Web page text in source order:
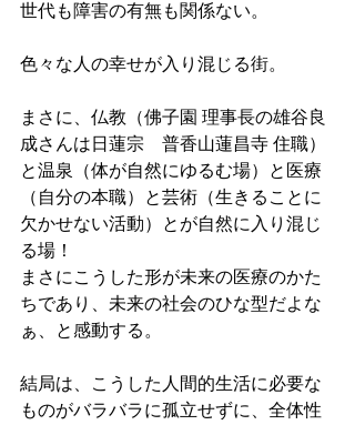
世代も障害の有無も関係ない。
色々な人の幸せが入り混じる街。
まさに、仏教（佛子園 理事長の雄谷良
成さんは日蓮宗　普香山蓮昌寺 住職）
と温泉（体が自然にゆるむ場）と医療
（自分の本職）と芸術（生きることに
欠かせない活動）とが自然に入り混じ
る場！
まさにこうした形が未来の医療のかた
ちであり、未来の社会のひな型だよな
ぁ、と感動する。
結局は、こうした人間的生活に必要な
ものがバラバラに孤立せずに、全体性